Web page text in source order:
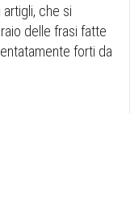
che si
delle frasi fatte
forti da